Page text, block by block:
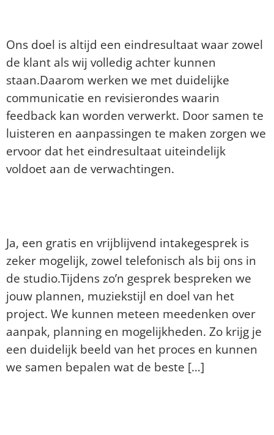
Ons doel is altijd een eindresultaat waar zowel
de klant als wij volledig achter kunnen
staan.Daarom werken we met duidelijke
communicatie en revisierondes waarin
feedback kan worden verwerkt. Door samen te
luisteren en aanpassingen te maken zorgen we
ervoor dat het eindresultaat uiteindelijk
voldoet aan de verwachtingen.
Ja, een gratis en vrijblijvend intakegesprek is
zeker mogelijk, zowel telefonisch als bij ons in
de studio.Tijdens zo’n gesprek bespreken we
jouw plannen, muziekstijl en doel van het
project. We kunnen meteen meedenken over
aanpak, planning en mogelijkheden. Zo krijg je
een duidelijk beeld van het proces en kunnen
we samen bepalen wat de beste […]